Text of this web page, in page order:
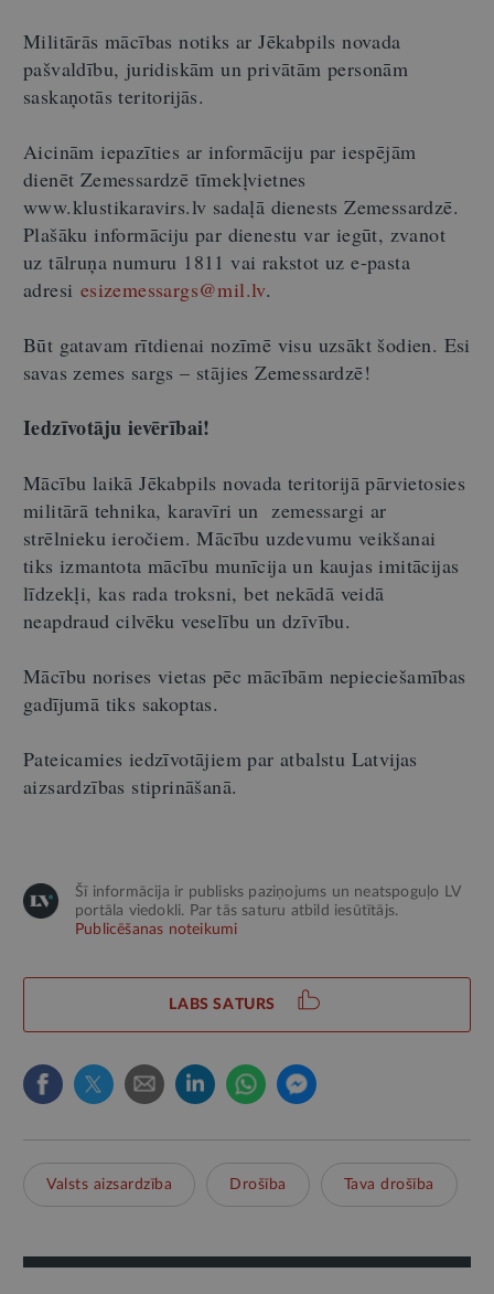
Militārās mācības notiks ar Jēkabpils novada
pašvaldību, juridiskām un privātām personām
saskaņotās teritorijās.
Aicinām iepazīties ar informāciju par iespējām
dienēt Zemessardzē tīmekļvietnes
www.klustikaravirs.lv sadaļā dienests Zemessardzē.
Plašāku informāciju par dienestu var iegūt, zvanot
uz tālruņa numuru 1811 vai rakstot uz e-pasta
adresi esizemessargs@mil.lv.
Būt gatavam rītdienai nozīmē visu uzsākt šodien. Esi
savas zemes sargs – stājies Zemessardzē!
Iedzīvotāju ievērībai!
Mācību laikā Jēkabpils novada teritorijā pārvietosies
militārā tehnika, karavīri un zemessargi ar
strēlnieku ieročiem. Mācību uzdevumu veikšanai
tiks izmantota mācību munīcija un kaujas imitācijas
līdzekļi, kas rada troksni, bet nekādā veidā
neapdraud cilvēku veselību un dzīvību.
Mācību norises vietas pēc mācībām nepieciešamības
gadījumā tiks sakoptas.
Pateicamies iedzīvotājiem par atbalstu Latvijas
aizsardzības stiprināšanā.
Šī informācija ir publisks paziņojums un neatspoguļo LV
portāla viedokli. Par tās saturu atbild iesūtītājs.
Publicēšanas noteikumi
LABS SATURS
Valsts aizsardzība Drošība Tava drošība